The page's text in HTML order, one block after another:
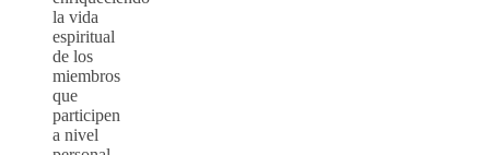
la vida
espiritual
de los
miembros
que
participen
a nivel